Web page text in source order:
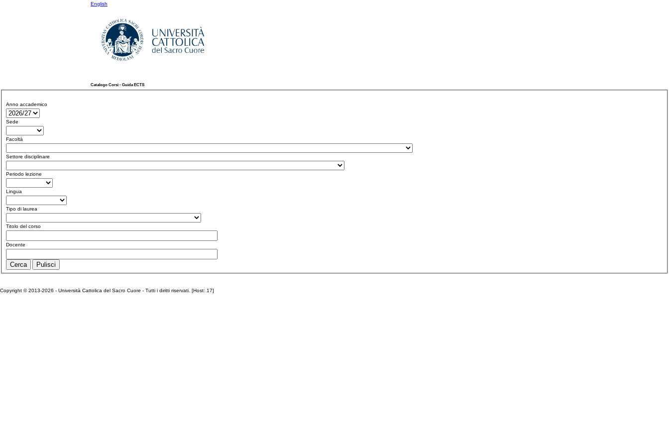
English
Catalogo Corsi - Guida ECTS
Anno accademico
Sede
Facoltà
Settore disciplinare
Periodo lezione
Lingua
Tipo di laurea
Titolo del corso
Docente
Copyright © 2013-2026 - Università Cattolica del Sacro Cuore - Tutti i diritti riservati. [Host: 17]